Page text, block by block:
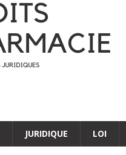
JURIDIQUE LOI